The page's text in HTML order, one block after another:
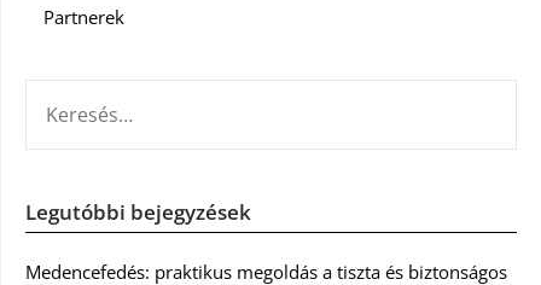
Partnerek
Legutóbbi bejegyzések
Medencefedés: praktikus megoldás a tiszta és biztonságos